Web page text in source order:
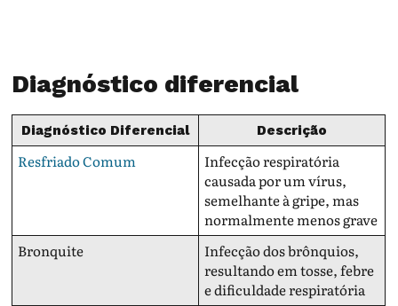
Diagnóstico diferencial
Diagnóstico Diferencial Descrição
Resfriado Comum
Infecção respiratória
causada por um vírus,
semelhante à gripe, mas
normalmente menos grave
Bronquite
Infecção dos brônquios,
resultando em tosse, febre
e dificuldade respiratória